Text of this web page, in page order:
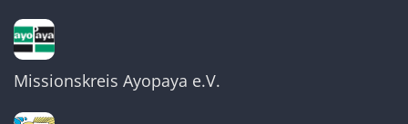
Missionskreis Ayopaya e.V.